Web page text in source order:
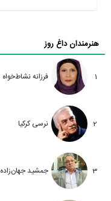
هنرمندان داغ روز
1 فرزانه نشاط‌خواه
2 نرسی کرکیا
3 جمشید جهان‌زاده